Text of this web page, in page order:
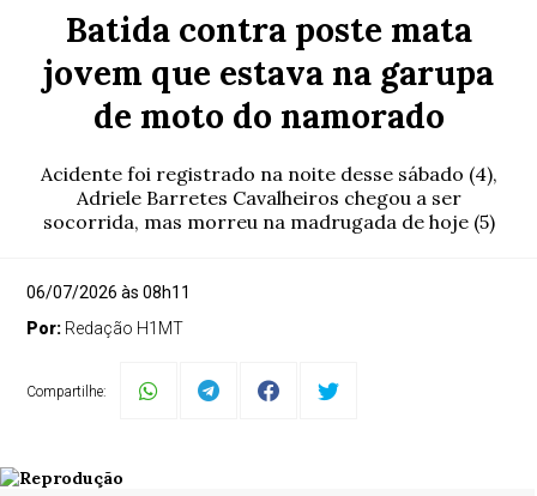
Batida contra poste mata
jovem que estava na garupa
de moto do namorado
Acidente foi registrado na noite desse sábado (4),
Adriele Barretes Cavalheiros chegou a ser
socorrida, mas morreu na madrugada de hoje (5)
06/07/2026 às 08h11
Por: Redação H1MT
Compartilhe: